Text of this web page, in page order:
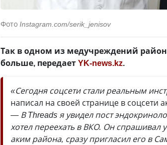
Фото Instagram.com/serik_jenisov
Так в одном из медучреждений
больше, передаетYK-news.kz.
«Сегодня соцсети стали реальным
написал на своей странице в
— В Threads я увидел пост
хотел переехать в ВКО. Он спрашивал
аким района, сразу пригласил его в